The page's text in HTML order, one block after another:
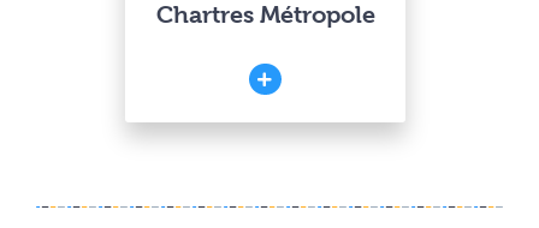
Chartres Métropole